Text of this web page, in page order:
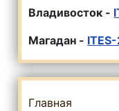
Главная
Владивосток -
Магадан -